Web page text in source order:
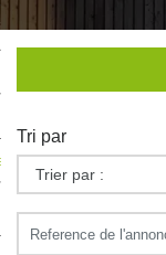
Trecobois
à NESTOR
Tri par